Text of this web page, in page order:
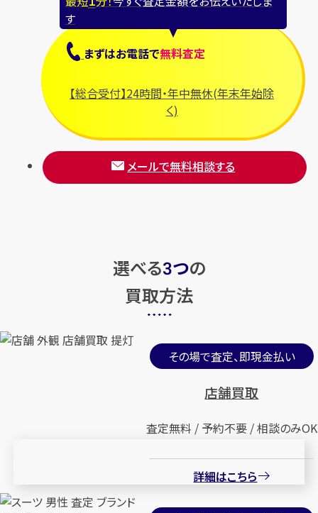
す
まずはお電話で無料査定
【総合受付】24時間・年中無休(年末年始除
く)
メールで無料相談する
選べる3つの
買取方法
その場で査定、即現金払い
店舗買取
査定無料 / 予約不要 / 相談のみOK
詳細はこちら